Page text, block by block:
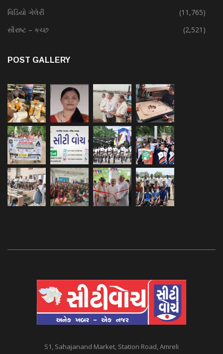
વિડિયો ગેલેરી
(11,765)
સૌરાષ્ટ – કચ્છ
(2,521)
POST GALLERY
S1, Sahajanand Market, Station Road, Amreli